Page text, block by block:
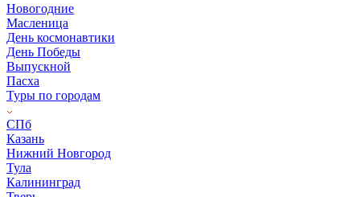
Новогодние
Масленица
День космонавтики
День Победы
Выпускной
Пасха
Туры по городам
СПб
Казань
Нижний Новгород
Тула
Калининград